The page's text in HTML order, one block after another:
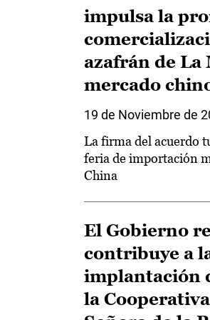
impulsa la
azafrán de La
mercado
19 de Noviembre de
La firma del acuerdo
feria de importación
China
El Gobierno
contribuye a
implantación
la